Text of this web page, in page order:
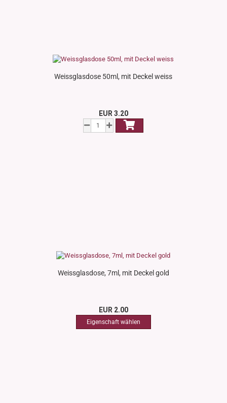
Weissglasdose 50ml, mit Deckel weiss
EUR 3.20
Weissglasdose, 7ml, mit Deckel gold
EUR 2.00